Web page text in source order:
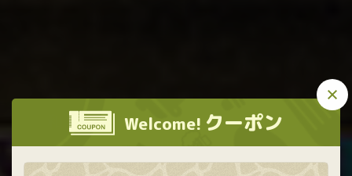
Welcome! クーポン
和牛焼肉食べ放題ヤキニクギャン
グ梅田店
和牛焼肉食べ放題ヤキニクギャング梅田店
大阪府大阪市北区曽根崎２丁目10-21 日宝曽根崎イースト １階
https://yakinikumafiaumeda.owst.jp/